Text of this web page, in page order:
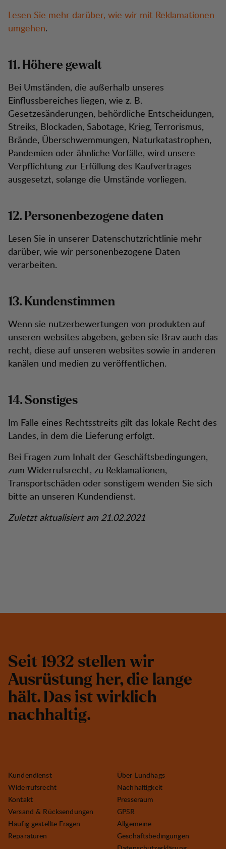
Lesen Sie mehr darüber, wie wir mit Reklamationen
umgehen.
11. Höhere gewalt
Bei Umständen, die außerhalb unseres
Einflussbereiches liegen, wie z. B.
Gesetzesänderungen, behördliche Entscheidungen,
Streiks, Blockaden, Sabotage, Krieg, Terrorismus,
Brände, Überschwemmungen, Naturkatastrophen,
Pandemien oder ähnliche Vorfälle, wird unsere
Verpflichtung zur Erfüllung des Kaufvertrages
ausgesetzt, solange die Umstände vorliegen.
12. Personenbezogene daten
Lesen Sie in unserer Datenschutzrichtlinie mehr
darüber, wie wir personenbezogene Daten
verarbeiten.
13. Kundenstimmen
Wenn sie nutzerbewertungen von produkten auf
unseren websites abgeben, geben sie Brav auch das
recht, diese auf unseren websites sowie in anderen
kanälen und medien zu veröffentlichen.
14. Sonstiges
Im Falle eines Rechtsstreits gilt das lokale Recht des
Landes, in dem die Lieferung erfolgt.
Bei Fragen zum Inhalt der Geschäftsbedingungen,
zum Widerrufsrecht, zu Reklamationen,
Transportschäden oder sonstigem wenden Sie sich
bitte an unseren Kundendienst.
Zuletzt aktualisiert am 21.02.2021
Seit 1932 stellen wir
Ausrüstung her, die lange
hält. Das ist wirklich
nachhaltig.
Kundendienst
Widerrufsrecht
Kontakt
Versand & Rücksendungen
Häufig gestellte Fragen
Reparaturen
Über Lundhags
Nachhaltigkeit
Presseraum
GPSR
Allgemeine
Geschäftsbedingungen